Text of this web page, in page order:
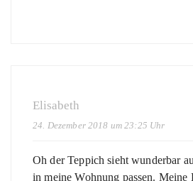
Elisabeth
24. Dezember 2018 um 23:25 Uhr
Oh der Teppich sieht wunderbar
in meine Wohnung passen. Meine